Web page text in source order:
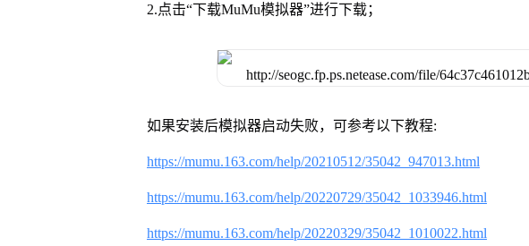
2.点击“下载MuMu模拟器”进行下载；
如果安装后模拟器启动失败，可参考以下教程:
https://mumu.163.com/help/20210512/35042_947013.html
https://mumu.163.com/help/20220729/35042_1033946.html
https://mumu.163.com/help/20220329/35042_1010022.html